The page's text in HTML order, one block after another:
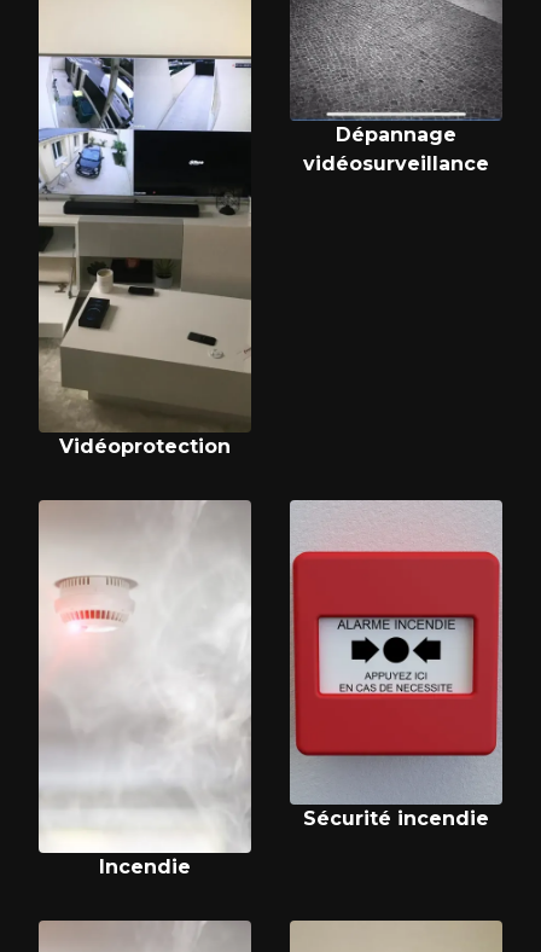
Vidéoprotection
Dépannage
vidéosurveillance
Incendie
Sécurité incendie